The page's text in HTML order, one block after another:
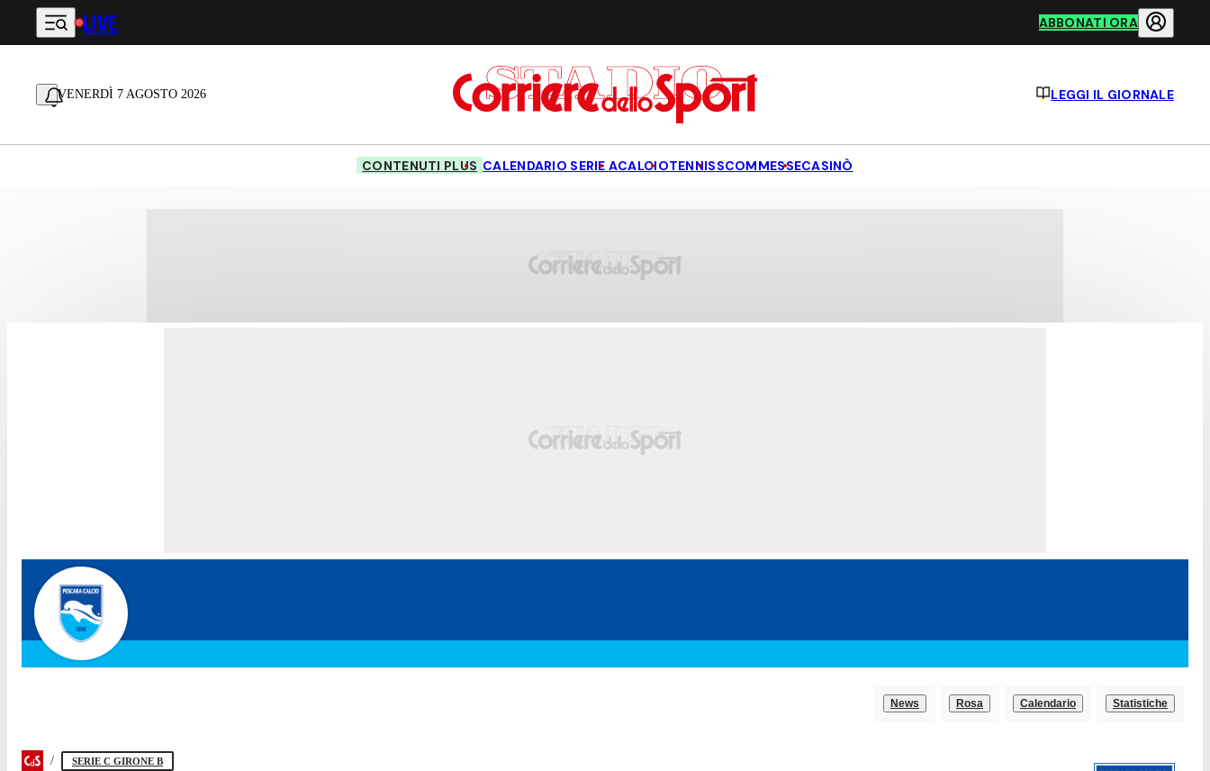
Vai al contenuto principale
LIVE ABBONATI ORA
VENERDÌ 7 AGOSTO 2026 LEGGI IL GIORNALE
CONTENUTI PLUS CALENDARIO SERIE ACALCIOTENNISSCOMMESSECASINÒ
News Rosa Calendario Statistiche
SERIE C GIRONE B